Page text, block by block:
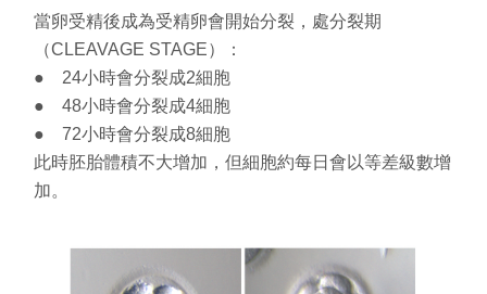
當卵受精後成為受精卵會開始分裂，處分裂期
（CLEAVAGE STAGE）：
● 24小時會分裂成2細胞
● 48小時會分裂成4細胞
● 72小時會分裂成8細胞
此時胚胎體積不大增加，但細胞約每日會以等差級數增
加。